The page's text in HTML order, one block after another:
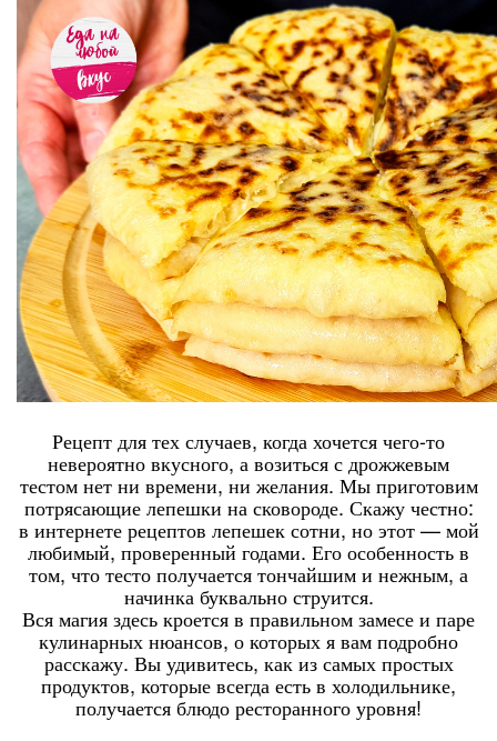
Рецепт для тех случаев, когда хочется чего-то
невероятно вкусного, а возиться с дрожжевым
тестом нет ни времени, ни желания. Мы приготовим
потрясающие лепешки на сковороде. Скажу честно:
в интернете рецептов лепешек сотни, но этот — мой
любимый, проверенный годами. Его особенность в
том, что тесто получается тончайшим и нежным, а
начинка буквально струится.
Вся магия здесь кроется в правильном замесе и паре
кулинарных нюансов, о которых я вам подробно
расскажу. Вы удивитесь, как из самых простых
продуктов, которые всегда есть в холодильнике,
получается блюдо ресторанного уровня!